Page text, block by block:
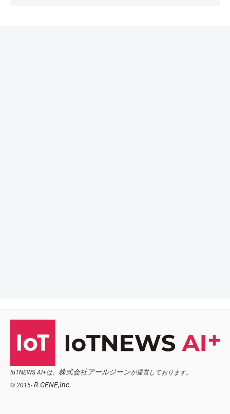
IoTNEWS AI+は、 株式会社アールジーンが運営しております。
© 2015- R.GENE,Inc.